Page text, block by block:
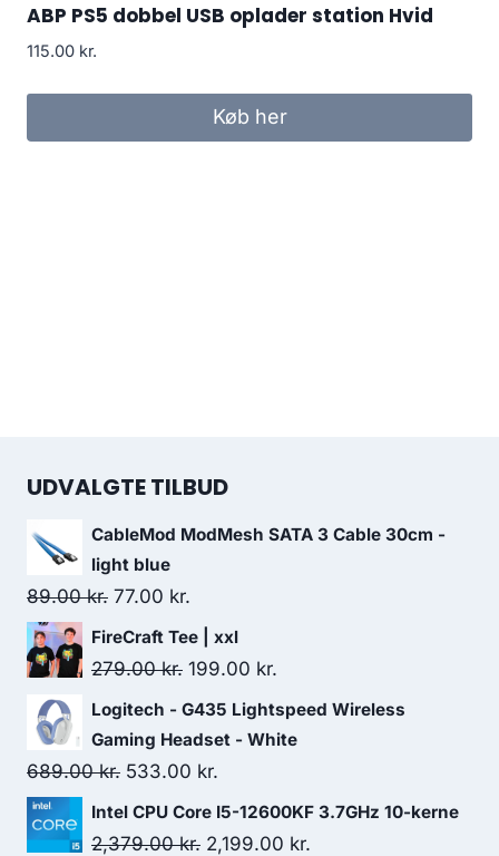
ABP PS5 dobbel USB oplader station Hvid
115.00 kr.
Køb her
UDVALGTE TILBUD
CableMod ModMesh SATA 3 Cable 30cm -
light blue
89.00kr. Original
price
was:
77.00 kr.
price
is:
FireCraft Tee | xxl
279.00kr. Original
price
was:
279.00 kr..
199.00 kr.
price
is:
Logitech - G435 Lightspeed Wireless
Gaming Headset - White
689.00kr. Original
price
was:
533.00 kr.
price
is:
Intel CPU Core I5-12600KF 3.7GHz 10-kerne
2,379.00kr. Original
2,199.00 kr.